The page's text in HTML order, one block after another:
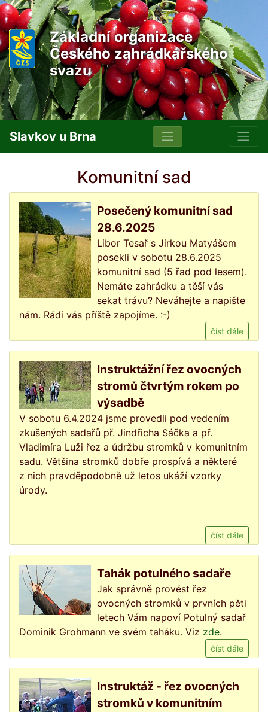
Základní organizace
Českého zahrádkářského
svazu
Slavkov u Brna
Komunitní sad
Posečený komunitní sad
28.6.2025
Libor Tesař s Jirkou Matyášem
posekli v sobotu 28.6.2025
komunitní sad (5 řad pod lesem).
Nemáte zahrádku a těší vás
sekat trávu? Neváhejte a napište
nám. Rádi vás příště zapojíme. :-)
číst dále
Instruktážní řez ovocných
stromů čtvrtým rokem po
výsadbě
V sobotu 6.4.2024 jsme provedli pod vedením
zkušených sadařů př. Jindřicha Sáčka a př.
Vladimíra Luži řez a údržbu stromků v komunitním
sadu. Většina stromků dobře prospívá a některé
z nich pravděpodobně už letos ukáží vzorky
úrody.
číst dále
Tahák potulného sadaře
Jak správně provést řez
ovocných stromků v prvních pěti
letech Vám napoví Potulný sadař
Dominik Grohmann ve svém taháku. Viz zde.
číst dále
Instruktáž - řez ovocných
stromků v komunitním